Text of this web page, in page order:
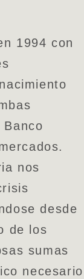
1994 con
nos
desde
de los
sumas
necesario